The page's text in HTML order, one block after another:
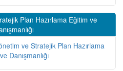
Plan Hazırlama Eğitim ve